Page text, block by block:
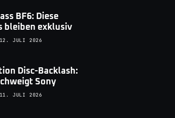
BF6: Diese
bleiben exklusiv
12. JULI 2026
Disc-Backlash:
Sony
11. JULI 2026